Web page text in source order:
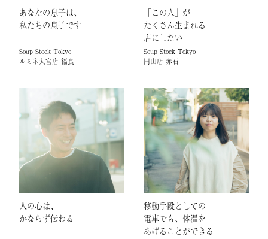
あなたの息子は、
私たちの息子です
Soup Stock Tokyo
ルミネ大宮店 福良
「この人」が
たくさん生まれる
店にしたい
Soup Stock Tokyo
円山店 赤石
人の心は、
かならず伝わる
移動手段としての
電車でも、体温を
あげることができる